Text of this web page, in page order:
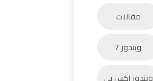
مقالات
ويندوز 7
ويندوز اكس بي